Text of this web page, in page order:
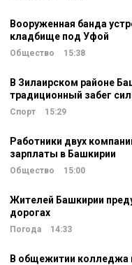
Вооруженная банда
кладбище под Уфой
Общество 15:38
В Зилаирском районе
традиционный забег
Спорт 15:29
Работники двух
зарплаты в Башкирии
Общество 15:00
Жителей Башкирии
дорогах
Погода 14:33
В общежитии колледжа